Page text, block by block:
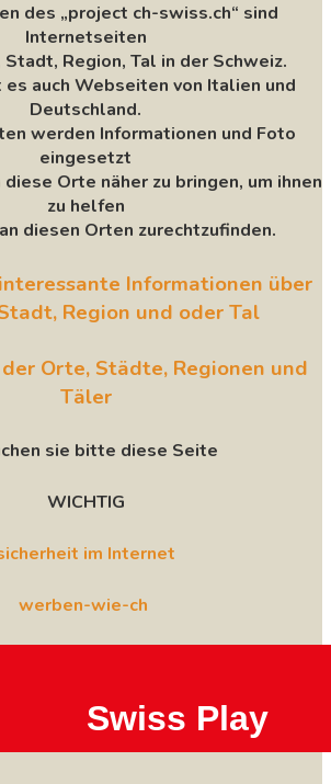
des „project ch-swiss.ch“ sind
Internetseiten
Region, Tal in der Schweiz.
auch Webseiten von Italien und
Deutschland.
werden Informationen und Foto
eingesetzt
diese Orte näher zu bringen, um ihnen
zu helfen
diesen Orten zurechtzufinden.
Informationen über
Region und oder Tal
Orte, Städte, Regionen und
Täler
sie bitte diese Seite
WICHTIG
im Internet
werben-wie-ch
Swiss Play